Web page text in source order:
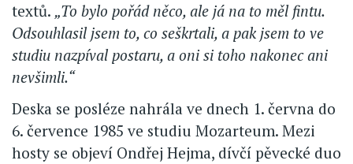
textů. „To bylo pořád něco, ale já na to měl fintu.
Odsouhlasil jsem to, co seškrtali, a pak jsem to ve
studiu nazpíval postaru, a oni si toho nakonec ani
nevšimli.“
Deska se posléze nahrála ve dnech 1. června do
6. července 1985 ve studiu Mozarteum. Mezi
hosty se objeví Ondřej Hejma, dívčí pěvecké duo